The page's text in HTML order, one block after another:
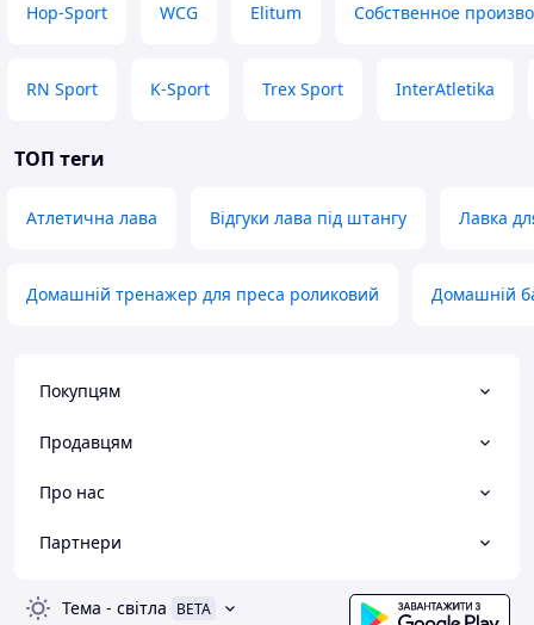
Hop-Sport WCG Elitum Собственное
RN Sport K-Sport Trex Sport InterAtletika
ТОП теги
Атлетична лава Відгуки лава під штангу Лавка
Домашній тренажер для преса роликовий Домашній
Покупцям
Продавцям
Про нас
Партнери
Тема - світла BETA